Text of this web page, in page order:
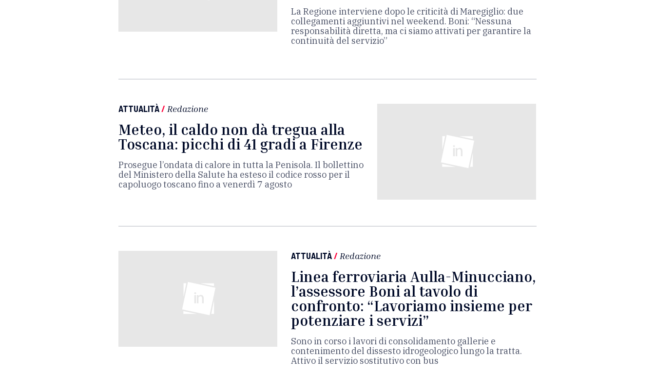
La Regione interviene dopo le criticità di Maregiglio: due
collegamenti aggiuntivi nel weekend. Boni: “Nessuna
responsabilità diretta, ma ci siamo attivati per garantire la
continuità del servizio”
ATTUALITÀ/ Redazione
Meteo, il caldo non dà tregua alla
Toscana: picchi di 41 gradi a Firenze
Prosegue l’ondata di calore in tutta la Penisola. Il bollettino
del Ministero della Salute ha esteso il codice rosso per il
capoluogo toscano fino a venerdì 7 agosto
ATTUALITÀ/ Redazione
Linea ferroviaria Aulla-Minucciano,
l’assessore Boni al tavolo di
confronto: “Lavoriamo insieme per
potenziare i servizi”
Sono in corso i lavori di consolidamento gallerie e
contenimento del dissesto idrogeologico lungo la tratta.
Attivo il servizio sostitutivo con bus